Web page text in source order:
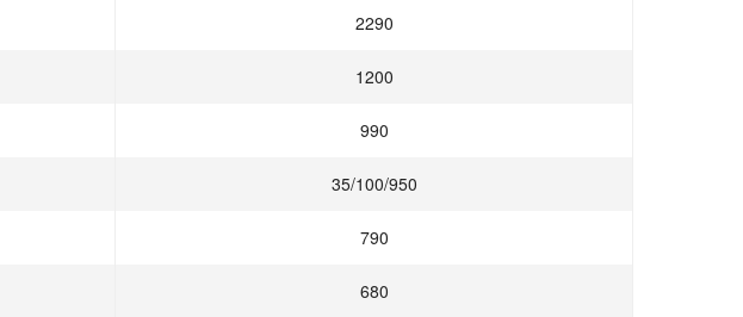
2290
1200
990
35/100/950
790
680